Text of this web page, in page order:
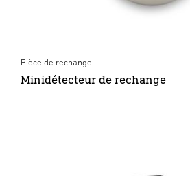
Pièce de rechange
Minidétecteur de rechange